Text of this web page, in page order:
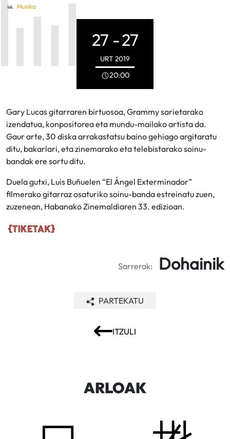
Musika
27 -27
URT 2019
20:00
Gary Lucas gitarraren birtuosoa, Grammy sarietarako
izendatua, konpositorea eta mundu-mailako artista da.
Gaur arte, 30 diska arrakastatsu baino gehiago argitaratu
ditu, bakarlari, eta zinemarako eta telebistarako soinu-
bandak ere sortu ditu.
Duela gutxi, Luis Buñuelen “El Ángel Exterminador”
filmerako gitarraz osaturiko soinu-banda estreinatu zuen,
zuzenean, Habanako Zinemaldiaren 33. edizioan.
Sarrerak: Dohainik
ITZULI
PARTEKATU
ARLOAK